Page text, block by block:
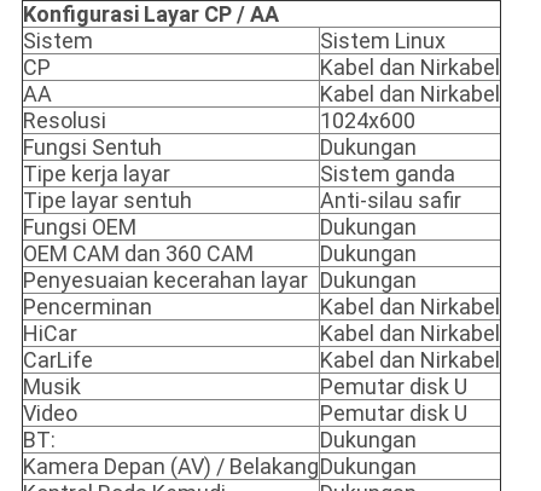
Konfigurasi Layar CP / AA
Sistem
Sistem Linux
CP
Kabel dan Nirkabel
AA
Kabel dan Nirkabel
Resolusi
1024x600
Fungsi Sentuh
Dukungan
Tipe kerja layar
Sistem ganda
Tipe layar sentuh
Anti-silau safir
Fungsi OEM
Dukungan
OEM CAM dan 360 CAM
Dukungan
Penyesuaian kecerahan layar Dukungan
Pencerminan
Kabel dan Nirkabel
HiCar
Kabel dan Nirkabel
CarLife
Kabel dan Nirkabel
Musik
Pemutar disk U
Video
Pemutar disk U
BT:
Dukungan
Kamera Depan (AV) / BelakangDukungan